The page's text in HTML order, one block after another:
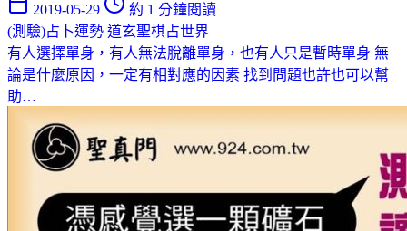
2019-05-29
約 1 分鐘閱讀
(測驗)占卜運勢 道玄聖棋占世界
有人選擇單身，有人無法脫離單身，也有人只是暫時單身 無
論是什麼原因，一定有相對應的因素 找到問題也許也可以幫
助…